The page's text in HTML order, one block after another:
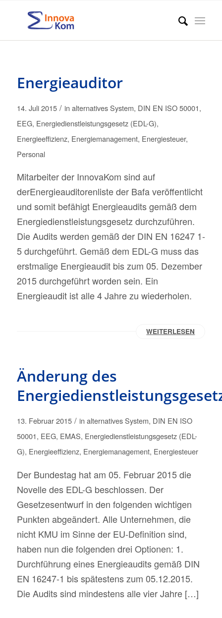
Energieauditor
14. Juli 2015 / in alternatives System, DIN EN ISO 50001,
EEG, Energiedienstleistungsgesetz (EDL-G),
Energieeffizienz, Energiemanagement, Energiesteuer,
Personal
Mitarbeiter der InnovaKom sind auf
derEnergieauditorenliste der Bafa veröffentlicht
und somit befähigt Energieaudits gemäß dem
Energiedienstleistungsgesetz durchzuführen.
Die Audits werden gemäß der DIN EN 16247 1-
5 durchgeführt. Gemäß dem EDL-G muss das
erstmalige Energieaudit bis zum 05. Dezember
2015 durchgeführt worden sein. Ein
Energieaudit ist alle 4 Jahre zu wiederholen.
WEITERLESEN
Änderung des
13. Februar 2015 / in alternatives System, DIN EN ISO
50001, EEG, EMAS, Energiedienstleistungsgesetz (EDL-
G), Energieeffizienz, Energiemanagement, Energiesteuer
Der Bundestag hat am 05. Februar 2015 die
Novelle des EDL-G beschlossen. Der
Gesetzesentwurf in den folgenden wichtigen
Punkten abgeändert. Alle Unternehmen, die
nicht KMU im Sinne der EU-Definition sind,
haben nun die folgenden drei Optionen: 1.
Durchführung eines Energieaudits gemäß DIN
EN 16247-1 bis spätestens zum 05.12.2015.
Die Audits sind mindestens alle vier Jahre […]